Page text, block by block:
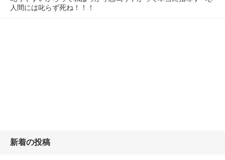
人間には叱らず死ね！！！
新着の投稿